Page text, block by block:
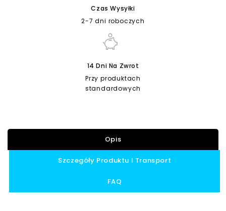
Czas Wysyłki
2-7 dni roboczych
14 Dni Na Zwrot
Przy produktach
standardowych
Opis
Szczegóły Produktu I Transport
FAQ